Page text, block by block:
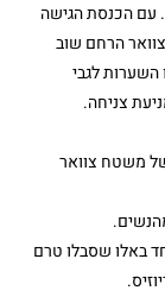
עם הכנסת הגישה
הרחם שוב
השערות לגבי
צניחה.
משטח צוואר
באלו שסבלו טרם